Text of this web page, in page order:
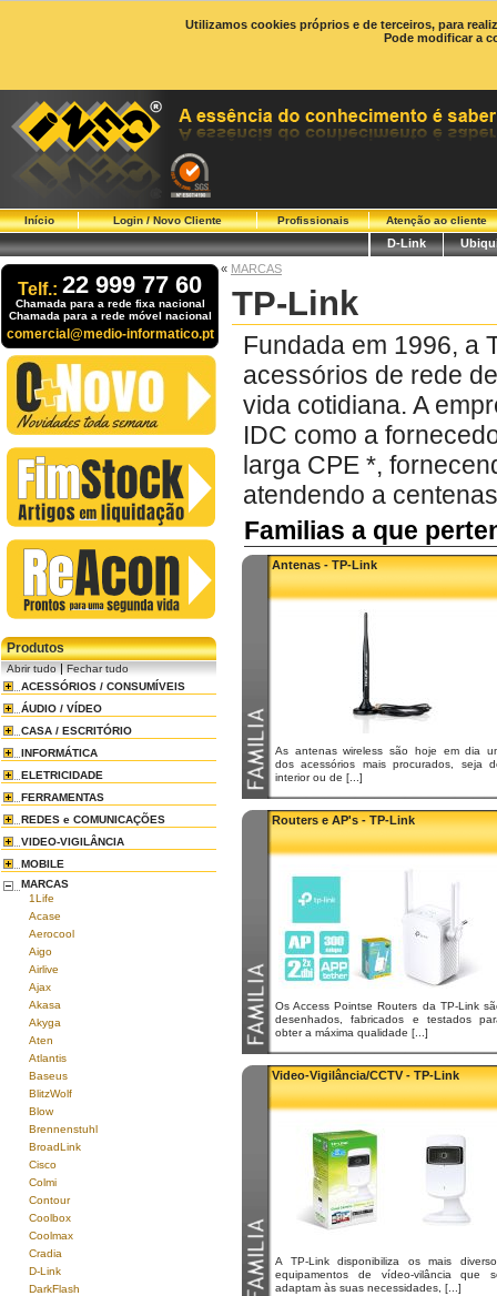
Utilizamos cookies próprios e de terceiros, para
Pode modificar a
Início Login / Novo Cliente Profissionais Atenção ao cliente
D-Link
Telf.: 22 999 77 60
Chamada para a rede fixa nacional
Chamada para a rede móvel nacional
comercial@medio-informatico.pt
Produtos
Abrir tudo|Fechar tudo
ACESSÓRIOS / CONSUMÍVEIS
ÁUDIO / VÍDEO
CASA / ESCRITÓRIO
INFORMÁTICA
ELETRICIDADE
FERRAMENTAS
REDES e COMUNICAÇÕES
VIDEO-VIGILÂNCIA
MOBILE
MARCAS
1Life
Acase
Aerocool
Aigo
Airlive
Ajax
Akasa
Akyga
Aten
Atlantis
Baseus
BlitzWolf
Blow
Brennenstuhl
BroadLink
Cisco
Colmi
Contour
Coolbox
Coolmax
Cradia
D-Link
DarkFlash
« MARCAS
TP-Link
Fundada em 1996, a
acessórios de rede
vida cotidiana. A
IDC como a
larga CPE *,
atendendo a
Familias a que
Antenas - TP-Link
As antenas wireless são hoje em dia
dos acessórios mais procurados, seja
interior ou de [...]
Routers e AP's - TP-Link
Os Access Pointse Routers da TP-Link
desenhados, fabricados e testados
obter a máxima qualidade [...]
Video-Vigilância/CCTV - TP-Link
A TP-Link disponibiliza os mais
equipamentos de vídeo-vilância que
adaptam às suas necessidades, [...]